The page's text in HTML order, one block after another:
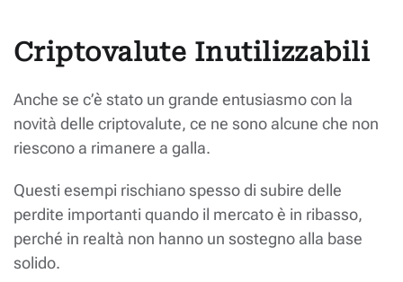
Criptovalute Inutilizzabili
Anche se c’è stato un grande entusiasmo con la
novità delle criptovalute, ce ne sono alcune che non
riescono a rimanere a galla.
Questi esempi rischiano spesso di subire delle
perdite importanti quando il mercato è in ribasso,
perché in realtà non hanno un sostegno alla base
solido.